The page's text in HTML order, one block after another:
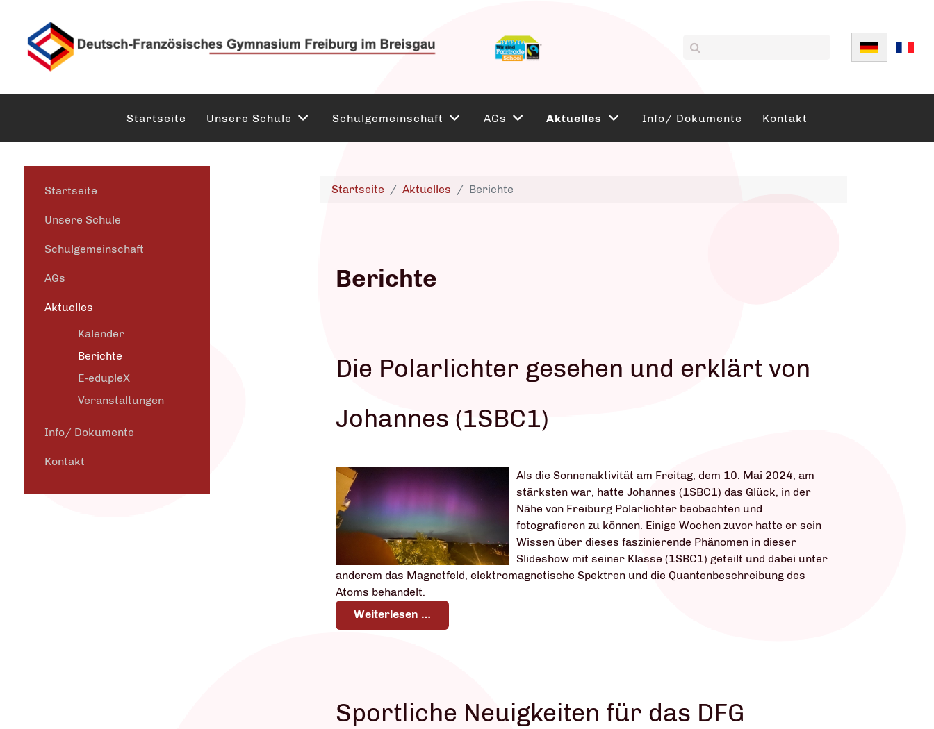
Sprache
Startseite Unsere Schule Schulgemeinschaft AGs Aktuelles Info/ Dokumente Kontakt
Startseite
Unsere Schule
Schulgemeinschaft
AGs
Aktuelles
Kalender
Berichte
E-edupleX
Veranstaltungen
Info/ Dokumente
Kontakt
Startseite Aktuelles Berichte
Berichte
Die Polarlichter gesehen und erklärt von
Johannes (1SBC1)
Als die Sonnenaktivität am Freitag, dem 10. Mai 2024, am
stärksten war, hatte Johannes (1SBC1) das Glück, in der
Nähe von Freiburg Polarlichter beobachten und
fotografieren zu können. Einige Wochen zuvor hatte er sein
Wissen über dieses faszinierende Phänomen in dieser
Slideshow mit seiner Klasse (1SBC1) geteilt und dabei unter
anderem das Magnetfeld, elektromagnetische Spektren und die Quantenbeschreibung des
Atoms behandelt.
Weiterlesen …
Sportliche Neuigkeiten für das DFG